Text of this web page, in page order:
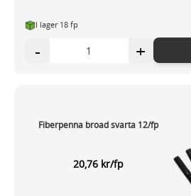
I lager 18 fp
- +
Fiberpenna broad svarta 12/fp
20,76 kr/fp